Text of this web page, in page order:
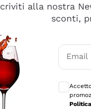
professionalità
alla nostra
sconti,
Email